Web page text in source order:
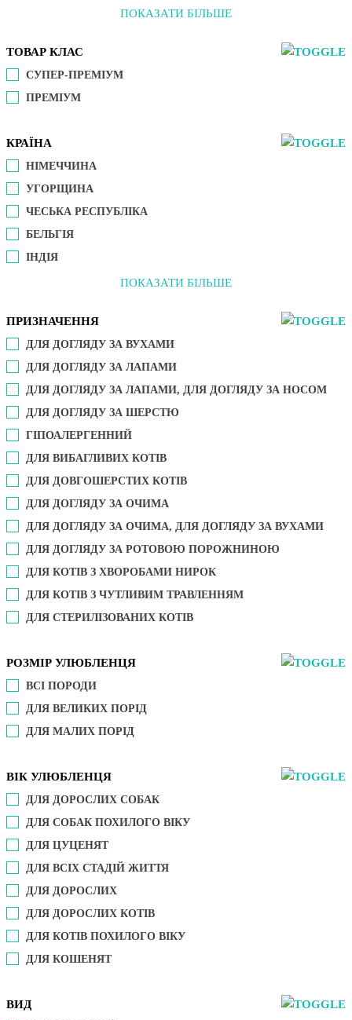
ПОКАЗАТИ БІЛЬШЕ
ТОВАР КЛАС
СУПЕР-ПРЕМІУМ
ПРЕМІУМ
КРАЇНА
НІМЕЧЧИНА
УГОРЩИНА
ЧЕСЬКА РЕСПУБЛІКА
БЕЛЬГІЯ
ІНДІЯ
ПОКАЗАТИ БІЛЬШЕ
ПРИЗНАЧЕННЯ
ДЛЯ ДОГЛЯДУ ЗА ВУХАМИ
ДЛЯ ДОГЛЯДУ ЗА ЛАПАМИ
ДЛЯ ДОГЛЯДУ ЗА ЛАПАМИ, ДЛЯ ДОГЛЯДУ ЗА НОСОМ
ДЛЯ ДОГЛЯДУ ЗА ШЕРСТЮ
ГІПОАЛЕРГЕННИЙ
ДЛЯ ВИБАГЛИВИХ КОТІВ
ДЛЯ ДОВГОШЕРСТИХ КОТІВ
ДЛЯ ДОГЛЯДУ ЗА ОЧИМА
ДЛЯ ДОГЛЯДУ ЗА ОЧИМА, ДЛЯ ДОГЛЯДУ ЗА ВУХАМИ
ДЛЯ ДОГЛЯДУ ЗА РОТОВОЮ ПОРОЖНИНОЮ
ДЛЯ КОТІВ З ХВОРОБАМИ НИРОК
ДЛЯ КОТІВ З ЧУТЛИВИМ ТРАВЛЕННЯМ
ДЛЯ СТЕРИЛІЗОВАНИХ КОТІВ
РОЗМІР УЛЮБЛЕНЦЯ
ВСІ ПОРОДИ
ДЛЯ ВЕЛИКИХ ПОРІД
ДЛЯ МАЛИХ ПОРІД
ВІК УЛЮБЛЕНЦЯ
ДЛЯ ДОРОСЛИХ СОБАК
ДЛЯ СОБАК ПОХИЛОГО ВІКУ
ДЛЯ ЦУЦЕНЯТ
ДЛЯ ВСІХ СТАДІЙ ЖИТТЯ
ДЛЯ ДОРОСЛИХ
ДЛЯ ДОРОСЛИХ КОТІВ
ДЛЯ КОТІВ ПОХИЛОГО ВІКУ
ДЛЯ КОШЕНЯТ
ВИД